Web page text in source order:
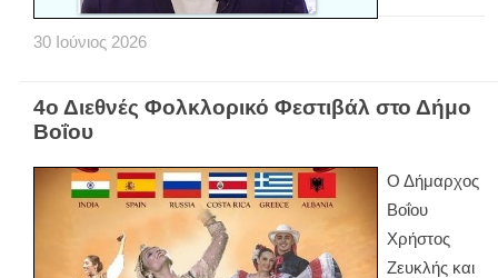
30 Ιούνιος 2026
4ο Διεθνές Φολκλορικό Φεστιβάλ στο Δήμο
Βοΐου
Ο Δήμαρχος
Βοΐου
Χρήστος
Ζευκλής και